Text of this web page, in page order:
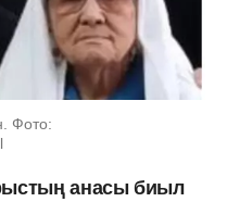
Фото:
анасы биыл